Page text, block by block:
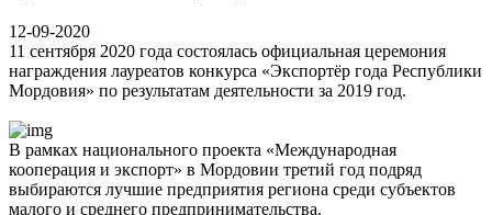
12-09-2020
11 сентября 2020 года состоялась официальная церемония
награждения лауреатов конкурса «Экспортёр года Республики
Мордовия» по результатам деятельности за 2019 год.
В рамках национального проекта «Международная
кооперация и экспорт» в Мордовии третий год подряд
выбираются лучшие предприятия региона среди субъектов
малого и среднего предпринимательства.